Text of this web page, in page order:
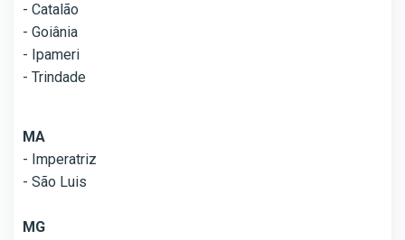
- Catalão
- Goiânia
- Ipameri
- Trindade
MA
- Imperatriz
- São Luis
MG